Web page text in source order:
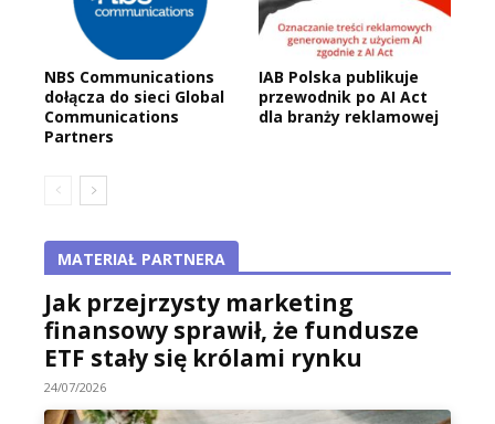
NBS Communications
dołącza do sieci Global
Communications
Partners
IAB Polska publikuje
przewodnik po AI Act
dla branży reklamowej
MATERIAŁ PARTNERA
Jak przejrzysty marketing
finansowy sprawił, że fundusze
ETF stały się królami rynku
24/07/2026